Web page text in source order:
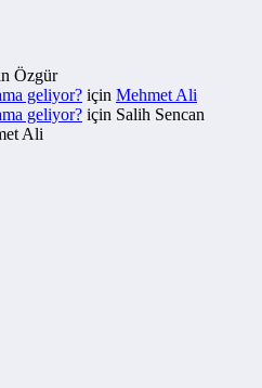
Özgür
geliyor? için Mehmet Ali
geliyor? için Salih Sencan
Ali